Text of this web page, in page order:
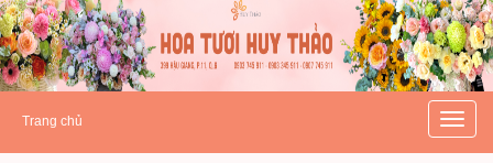
hoatuoihuythao.com
hoatuoihuythao.com
//hoatuoihuythao.com/
Toggle
Trang chủ